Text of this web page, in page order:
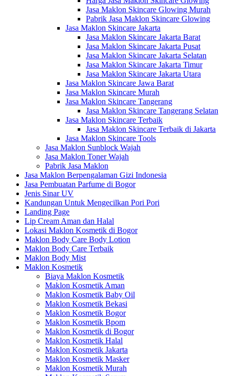
Jasa Maklon Skincare Glowing Murah
Pabrik Jasa Maklon Skincare Glowing
Jasa Maklon Skincare Jakarta
Jasa Maklon Skincare Jakarta Barat
Jasa Maklon Skincare Jakarta Pusat
Jasa Maklon Skincare Jakarta Selatan
Jasa Maklon Skincare Jakarta Timur
Jasa Maklon Skincare Jakarta Utara
Jasa Maklon Skincare Jawa Barat
Jasa Maklon Skincare Murah
Jasa Maklon Skincare Tangerang
Jasa Maklon Skincare Tangerang Selatan
Jasa Maklon Skincare Terbaik
Jasa Maklon Skincare Terbaik di Jakarta
Jasa Maklon Skincare Tools
Jasa Maklon Sunblock Wajah
Jasa Maklon Toner Wajah
Pabrik Jasa Maklon
Jasa Maklon Berpengalaman Gizi Indonesia
Jasa Pembuatan Parfume di Bogor
Jenis Sinar UV
Kandungan Untuk Mengecilkan Pori Pori
Landing Page
Lip Cream Aman dan Halal
Lokasi Maklon Kosmetik di Bogor
Maklon Body Care Body Lotion
Maklon Body Care Terbaik
Maklon Body Mist
Maklon Kosmetik
Biaya Maklon Kosmetik
Maklon Kosmetik Aman
Maklon Kosmetik Baby Oil
Maklon Kosmetik Bekasi
Maklon Kosmetik Bogor
Maklon Kosmetik Bpom
Maklon Kosmetik di Bogor
Maklon Kosmetik Halal
Maklon Kosmetik Jakarta
Maklon Kosmetik Masker
Maklon Kosmetik Murah